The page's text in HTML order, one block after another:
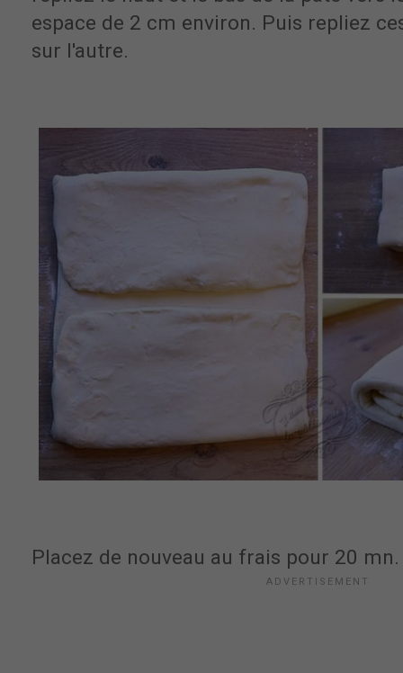
espace de 2 cm environ. Puis repliez
sur l'autre.
Placez de nouveau au frais pour 20 mn.